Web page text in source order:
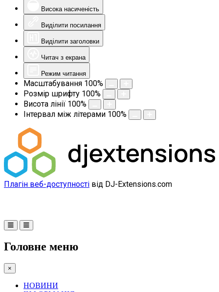
Висока насиченість
Виділити посилання
Виділити заголовки
Читач з екрана
Режим читання
Масштабування 100%
Розмір шрифту 100%
Висота лінії 100%
Інтервал між літерами 100%
Плагін веб-доступності від DJ-Extensions.com
Головне меню
×
НОВИНИ